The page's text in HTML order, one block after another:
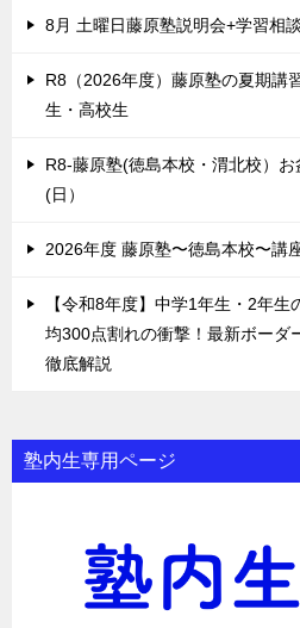
8月 土曜日藤原塾説明会+学習相
R8（2026年度）藤原塾の夏期講
生・高校生
R8-藤原塾(徳島本校・渭北校）
(日）
2026年度 藤原塾〜徳島本校〜講
【令和8年度】中学1年生・2年
均300点割れの衝撃！最新ボーダ
徹底解説
塾内生専用ページ